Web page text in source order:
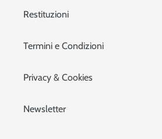
Restituzioni
Termini e Condizioni
Privacy & Cookies
Newsletter